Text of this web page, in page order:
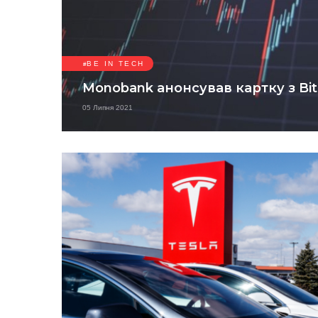
BE IN TECH
Monobank анонсував картку з
05 Липня 2021